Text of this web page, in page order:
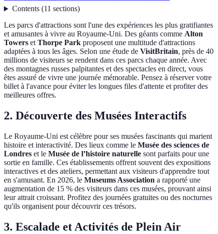
Contents(11 sections)
Les parcs d'attractions sont l'une des expériences les plus gratifiantes
et amusantes à vivre au Royaume-Uni. Des géants comme Alton
Towers etThorpe Park proposent une multitude d'attractions
adaptées à tous les âges. Selon une étude de VisitBritain, près de 40
millions de visiteurs se rendent dans ces parcs chaque année. Avec
des montagnes russes palpitantes et des spectacles en direct, vous
êtes assuré de vivre une journée mémorable. Pensez à réserver votre
billet à l'avance pour éviter les longues files d'attente et profiter des
meilleures offres.
2. Découverte des Musées Interactifs
Le Royaume-Uni est célèbre pour ses musées fascinants qui marient
histoire et interactivité. Des lieux comme le Musée des sciences de
Londres et le Musée de l’histoire naturelle sont parfaits pour une
sortie en famille. Ces établissements offrent souvent des expositions
interactives et des ateliers, permettant aux visiteurs d'apprendre tout
en s'amusant. En 2026, le Museums Association a rapporté une
augmentation de 15 % des visiteurs dans ces musées, prouvant ainsi
leur attrait croissant. Profitez des journées gratuites ou des nocturnes
qu'ils organisent pour découvrir ces trésors.
3. Escalade et Activités de Plein Air